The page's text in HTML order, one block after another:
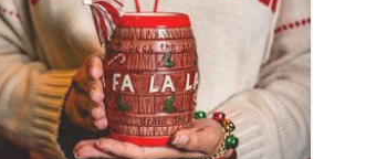
change management, automation of
routine tasks, resource planning,
onboarding and offboarding of
employees, as well as customer service
and security operations. The acquisition
of The Cloud People will add 130 active
customers to NTT DATA Business